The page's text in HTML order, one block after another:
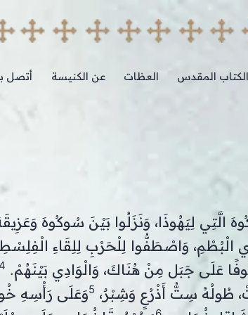
الكتاب المقدس العظات عن الكنيسة أتصل
لِيَهُوذَا، وَنَزَلُوا بَيْنَ سُوكُوهَ
الْبُطْمِ، وَاصْطَفُّوا لِلْحَرْبِ لِلِقَاءِ
عَلَى جَبَل مِنْ هُنَاكَ، وَالْوَادِي بَيْنَهُمْ. 4
طُولُهُ سِتُّ أَذْرُعٍ وَشِبْرٌ،5وَعَلَى رَأْسِهِ